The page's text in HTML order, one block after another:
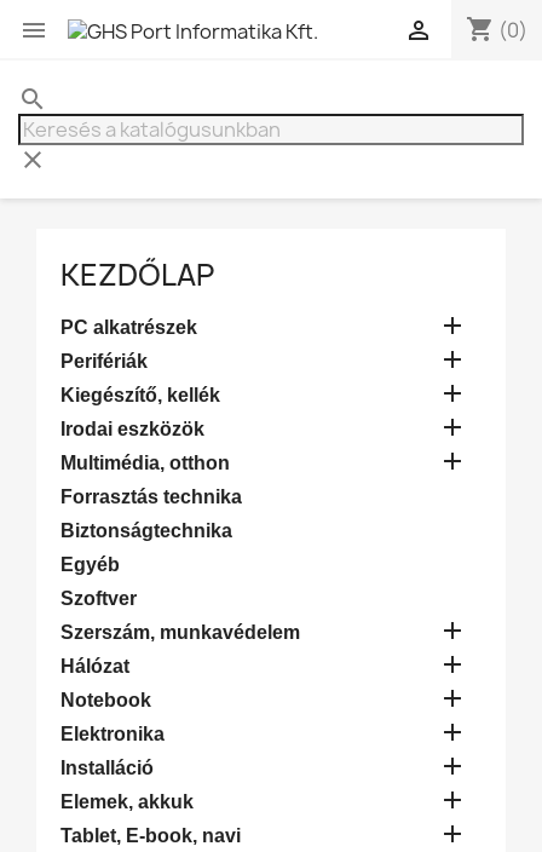
 shopping_cart (0)

search
clear
KEZDŐLAP
PC alkatrészek 
Perifériák 
Kiegészítő, kellék 
Irodai eszközök 
Multimédia, otthon 
Forrasztás technika
Biztonságtechnika
Egyéb
Szoftver
Szerszám, munkavédelem

Hálózat 
Notebook 
Elektronika 
Installáció 
Elemek, akkuk 
Tablet, E-book, navi 